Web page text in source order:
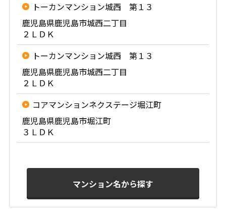
トーカンマンション城西 第１３
鹿児島県鹿児島市城西二丁目
２ＬＤＫ
トーカンマンション城西 第１３
鹿児島県鹿児島市城西二丁目
２ＬＤＫ
コアマンションネクステージ堀江町
鹿児島県鹿児島市堀江町
３ＬＤＫ
マンション名から探す